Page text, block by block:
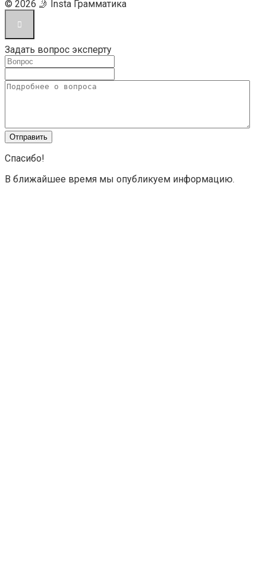
© 2026 🤳 Insta Грамматика
Задать вопрос эксперту
Спасибо!
В ближайшее время мы опубликуем информацию.